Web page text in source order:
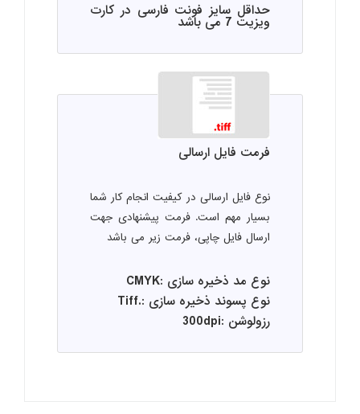
حداقل سایز فونت فارسی در کارت
ویزیت 7 می باشد
فرمت فایل ارسالی
نوع فایل ارسالی در کیفیت انجام کار شما
بسیار مهم است. فرمت پیشنهادی جهت
ارسال فایل چاپی، فرمت زیر می باشد
نوع مد ذخیره سازی :CMYK
نوع پسوند ذخیره سازی :.Tiff
رزولوشن :300dpi